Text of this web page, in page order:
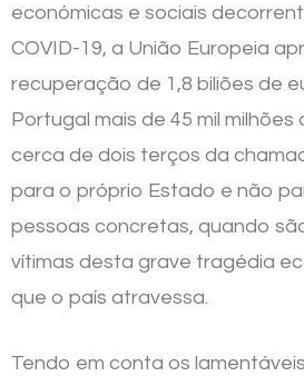
económicas e sociais
COVID-19, a União Europeia
recuperação de 1,8 biliões de
Portugal mais de 45 mil
cerca de dois terços da
para o próprio Estado e não
pessoas concretas, quando
vítimas desta grave tragédia
que o país atravessa.
Tendo em conta os